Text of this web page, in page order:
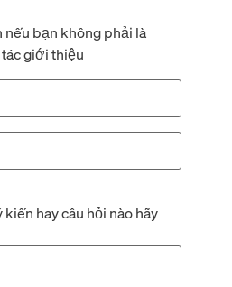
nếu bạn không phải là
giới thiệu
hay câu hỏi nào hãy